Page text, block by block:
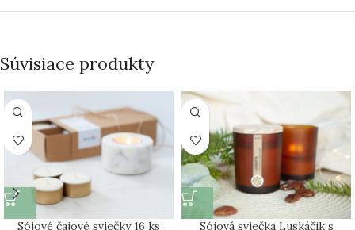
Súvisiace produkty
Sójové čajové sviečky 16 ks
Sójová sviečka Luskáčik s